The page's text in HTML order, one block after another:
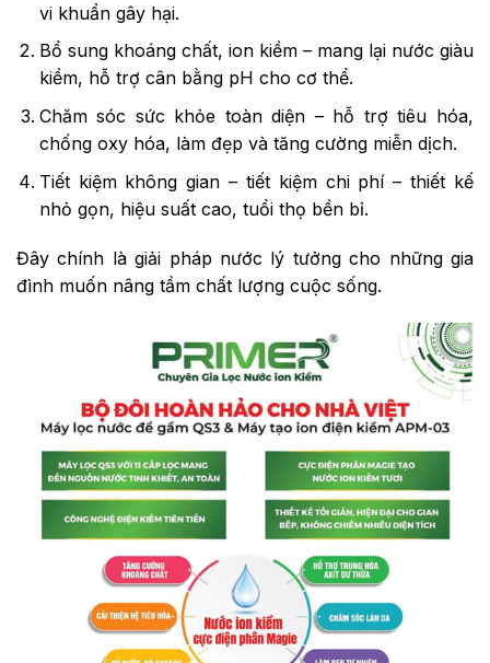
vi khuẩn gây hại.
Bổ sung khoáng chất, ion kiềm – mang lại nước giàu
kiềm, hỗ trợ cân bằng pH cho cơ thể.
Chăm sóc sức khỏe toàn diện – hỗ trợ tiêu hóa,
chống oxy hóa, làm đẹp và tăng cường miễn dịch.
Tiết kiệm không gian – tiết kiệm chi phí – thiết kế
nhỏ gọn, hiệu suất cao, tuổi thọ bền bỉ.
Đây chính là giải pháp nước lý tưởng cho những gia
đình muốn nâng tầm chất lượng cuộc sống.